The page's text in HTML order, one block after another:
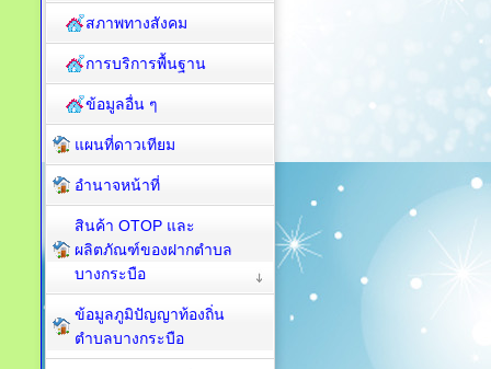
สภาพทางสังคม
การบริการพื้นฐาน
ข้อมูลอื่น ๆ
แผนที่ดาวเทียม
อำนาจหน้าที่
สินค้า OTOP และ
ผลิตภัณฑ์ของฝากตำบล
บางกระบือ
ข้อมูลภูมิปัญญาท้องถิ่น
ตำบลบางกระบือ